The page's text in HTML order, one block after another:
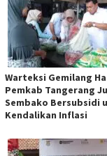
Warteksi Gemilang
Pemkab Tangerang
Sembako Bersubsidi
Kendalikan Inflasi